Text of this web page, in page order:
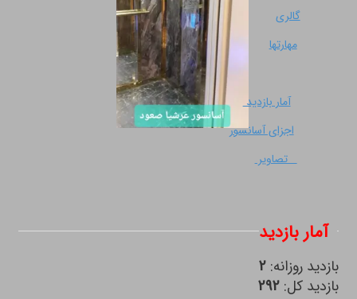
گالری
مهارتها
آمار بازدید
اجزای آسانسور
تصاویر
آمار بازدید
بازدید روزانه:2
بازدید کل:292